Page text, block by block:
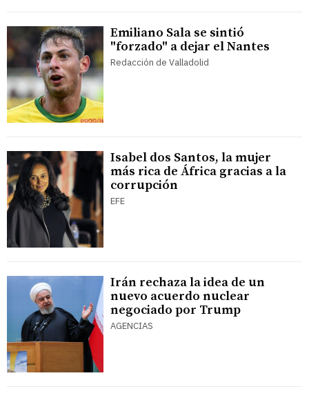
Emiliano Sala se sintió
"forzado" a dejar el Nantes
Redacción de Valladolid
Isabel dos Santos, la mujer
más rica de África gracias a la
corrupción
EFE
Irán rechaza la idea de un
nuevo acuerdo nuclear
negociado por Trump
AGENCIAS